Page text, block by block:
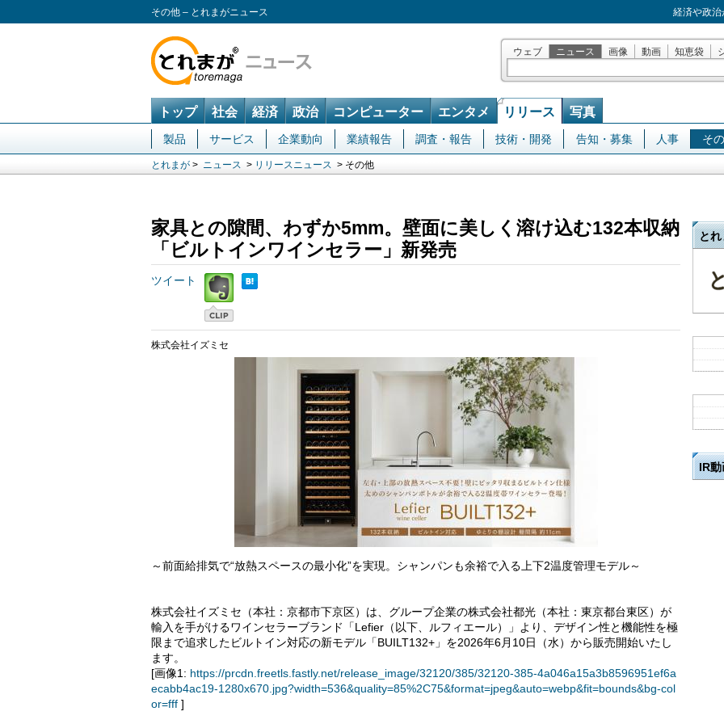
その他 – とれまがニュース 経済や政
ウェブ ニュース 画像 動画 知恵袋
トップ 社会 経済 政治 コンピューター エンタメ リリース 写真
製品 サービス 企業動向 業績報告 調査・報告 技術・開発 告知・募集 人事 そ
とれまが > ニュース > リリースニュース > その他
家具との隙間、わずか5mm。壁面に美しく溶け込む132本収納
「ビルトインワインセラー」新発売
ツイート
株式会社イズミセ
～前面給排気で“放熱スペースの最小化”を実現。シャンパンも余裕で入る上下2温度管理モデル～
株式会社イズミセ（本社：京都市下京区）は、グループ企業の株式会社都光（本社：東京都台東区）が
輸入を手がけるワインセラーブランド「Lefier（以下、ルフィエール）」より、デザイン性と機能性を極
限まで追求したビルトイン対応の新モデル「BUILT132+」を2026年6月10日（水）から販売開始いたし
ます。
[画像1: https://prcdn.freetls.fastly.net/release_image/32120/385/32120-385-4a046a15a3b8596951ef6a
ecabb4ac19-1280x670.jpg?width=536&quality=85%2C75&format=jpeg&auto=webp&fit=bounds&bg-col
or=fff ]
とれ
IR動